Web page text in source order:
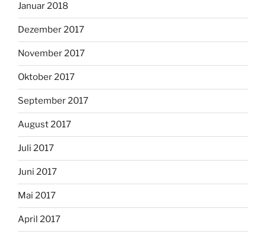
Januar 2018
Dezember 2017
November 2017
Oktober 2017
September 2017
August 2017
Juli 2017
Juni 2017
Mai 2017
April 2017